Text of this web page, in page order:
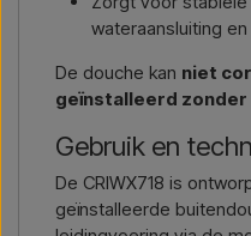
wateraansluiting
De douche kan niet
geïnstalleerd
Gebruik en
De CRIWX718 is
geïnstalleerde